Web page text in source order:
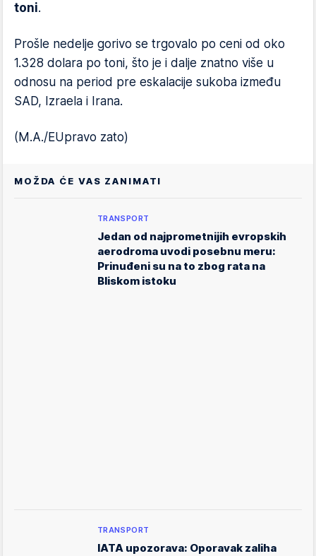
toni.
Prošle nedelje gorivo se trgovalo po ceni od oko
1.328 dolara po toni, što je i dalje znatno više u
odnosu na period pre eskalacije sukoba između
SAD, Izraela i Irana.
(M.A./EUpravo zato)
MOŽDA ĆE VAS ZANIMATI
TRANSPORT
Jedan od najprometnijih evropskih
aerodroma uvodi posebnu meru:
Prinuđeni su na to zbog rata na
Bliskom istoku
TRANSPORT
IATA upozorava: Oporavak zaliha